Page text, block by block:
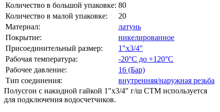
Количество в большой упаковке: 80
Количество в малой упаковке:
20
Материал:
латунь
Покрытие:
никелированное
Присоединительный размер:
1"х3/4"
Рабочая температура:
-20°С до +120°С
Рабочее давление:
16 (Бар)
Тип соединения:
внутренняя/наружная резьба
Полусгон с накидной гайкой 1"х3/4" г/ш CTM используется
для подключения водосчетчиков.